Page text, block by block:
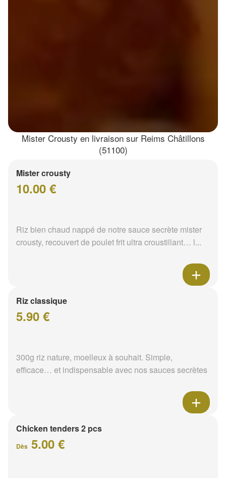
Mister Crousty en livraison sur Reims Châtillons
(51100)
Mister crousty
10.00 €
Riz bien chaud nappé de notre sauce secrète mister
crousty, recouvert de poulet frit ultra croustillant… l...
Riz classique
5.90 €
300g riz nature, moelleux à souhait. Simple,
efficace… et indispensable avec nos sauces secrètes
Chicken tenders 2 pcs
Dès 5.00 €